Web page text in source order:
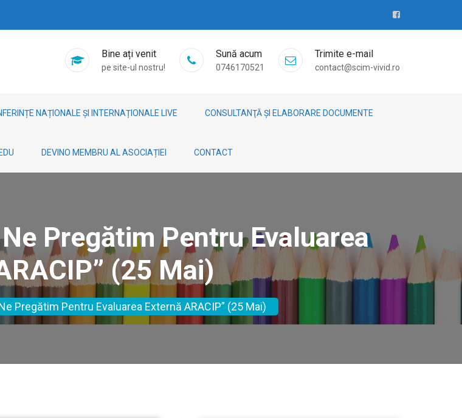
Bine ați venit
pe site-ul nostru!
Sună acum
0746170521
Trimite e-mail
contact@scim-vivid.ro
NAȚIONALE ȘI INTERNAȚIONALE LIVE CONSULTANŢĂ ȘI ELABORARE DOCUMENTE
DEVINO MEMBRU AL ASOCIAȚIEI CONTACT
Pregătim Pentru Evaluarea
(25 Mai)
Pregătim Pentru Evaluarea Externă ARACIP” (25 Mai)